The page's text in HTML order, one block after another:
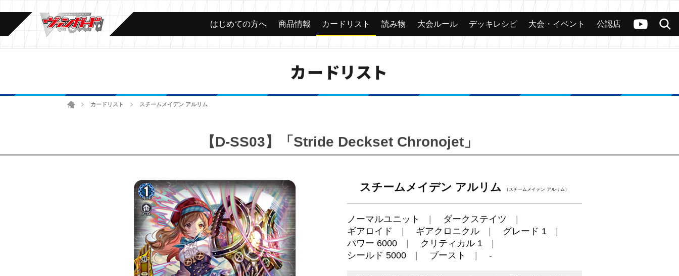
ヴァンガードch
検索
カード 大会 公認店舗 その他
はじめての方へ 商品情報 カードリスト 読み物 大会ルール デッキレシピ 大会・イベント 公認店
カードリスト
ホームカードリスト スチームメイデン アルリム
【D-SS03】「Stride Deckset Chronojet」
スチームメイデン アルリム （スチームメイデン アルリム）
ノーマルユニット
ダークステイツ
ギアロイド
ギアクロニクル
グレード 1
パワー 6000
クリティカル 1
シールド 5000
ブースト -